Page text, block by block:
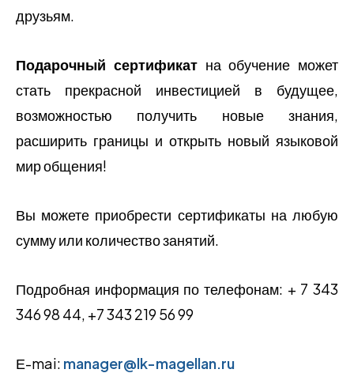
друзьям.
Подарочный сертификатна обучение может
стать прекрасной инвестицией в будущее,
возможностью получить новые знания,
расширить границы и открыть новый языковой
мир общения!
Вы можете приобрести сертификаты на любую
сумму или количество занятий.
Подробная информация по телефонам: + 7 343
346 98 44, +7 343 219 56 99
Е-mai: manager@lk-magellan.ru